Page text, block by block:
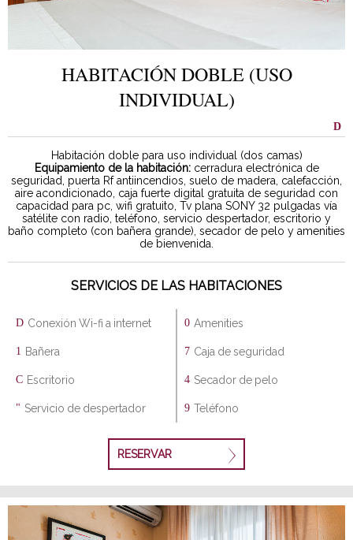
HABITACIÓN DOBLE (USO
INDIVIDUAL)
Habitación doble para uso individual (dos camas)
Equipamiento de la habitación:cerradura electrónica de
seguridad, puerta Rf antiincendios, suelo de madera, calefacción,
aire acondicionado, caja fuerte digital gratuita de seguridad con
capacidad para pc, wifi gratuito, Tv plana SONY 32 pulgadas vía
satélite con radio, teléfono, servicio despertador, escritorio y
baño completo (con bañera grande), secador de pelo y amenities
de bienvenida.
SERVICIOS DE LAS HABITACIONES
Conexión Wi-fi a internet Amenities
Bañera Caja de seguridad
Escritorio Secador de pelo
Servicio de despertador Teléfono
RESERVAR